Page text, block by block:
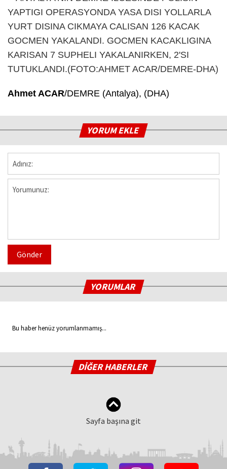
Ahmet ACAR/DEMRE (Antalya), (DHA)
YORUM EKLE
Gönder
YORUMLAR
Bu haber henüz yorumlanmamış...
DİĞER HABERLER
Sayfa başına git